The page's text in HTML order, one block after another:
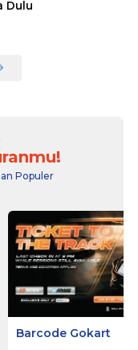
Dulu
Populer
Barcode Gokart